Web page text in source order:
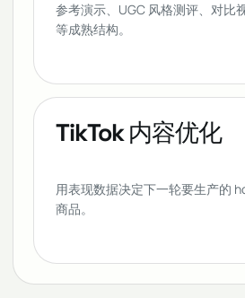
参考演示、UGC 风格测评、对比
等成熟结构。
TikTok 内容优化
用表现数据决定下一轮要生产的
商品。